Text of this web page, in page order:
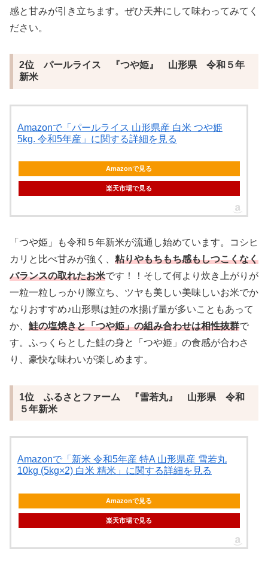
感と甘みが引き立ちます。ぜひ天丼にして味わってみてく
ださい。
2位 パールライス 『つや姫』 山形県 令和５年
新米
Amazonで「パールライス 山形県産 白米 つや姫
5kg. 令和5年産」に関する詳細を見る
Amazonで見る
楽天市場で見る
「つや姫」も令和５年新米が流通し始めています。コシヒ
カリと比べ甘みが強く、 粘りやもちもち感もしつこくなく
バランスの取れたお米です！！そして何より炊き上がりが
一粒一粒しっかり際立ち、ツヤも美しい美味しいお米でか
なりおすすめ♪山形県は鮭の水揚げ量が多いこともあって
か、 鮭の塩焼きと「つや姫」の組み合わせは相性抜群で
す。ふっくらとした鮭の身と「つや姫」の食感が合わさ
り、豪快な味わいが楽しめます。
1位 ふるさとファーム 『雪若丸』 山形県 令和
５年新米
Amazonで「新米 令和5年産 特A 山形県産 雪若丸
10kg (5kg×2) 白米 精米」に関する詳細を見る
Amazonで見る
楽天市場で見る